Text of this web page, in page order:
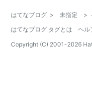
はてなブログ > 未指定 >
はてなブログ タグとは
ヘル
Copyright (C) 2001-2026